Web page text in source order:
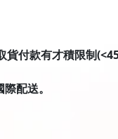
付款有才積限制
配送。